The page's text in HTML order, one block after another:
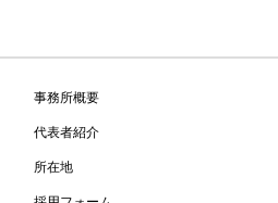
事務所概要
代表者紹介
所在地